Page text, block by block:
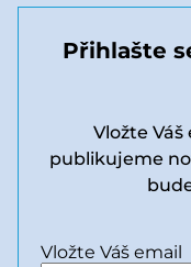
Přihlašte
Vložte
publikujeme
Vložte Váš email